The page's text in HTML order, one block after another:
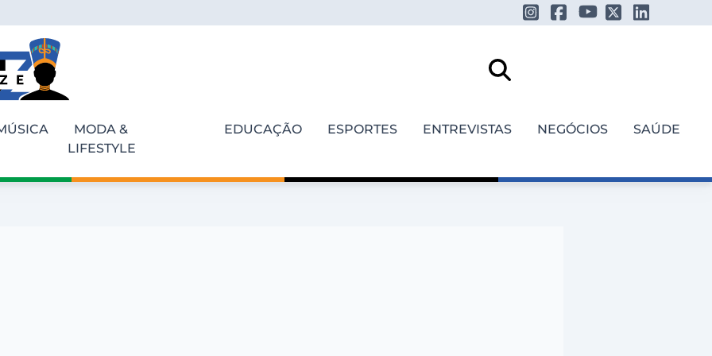
MODA &
LIFESTYLE
EDUCAÇÃO ESPORTES ENTREVISTAS NEGÓCIOS SAÚDE